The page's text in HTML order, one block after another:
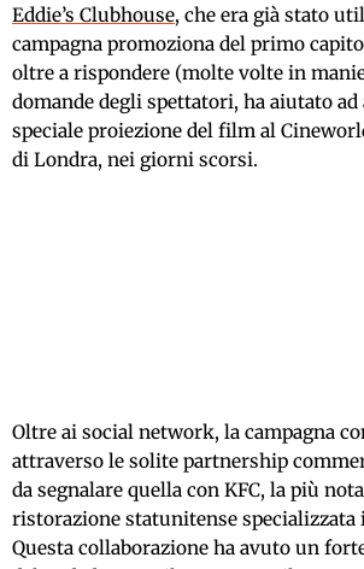
Eddie’s Clubhouse, che era già stato
campagna promoziona del primo
oltre a rispondere (molte volte in
domande degli spettatori, ha aiutato
speciale proiezione del film al
di Londra, nei giorni scorsi.
Oltre ai social network, la campagna
attraverso le solite partnership
da segnalare quella con KFC, la più
ristorazione statunitense
Questa collaborazione ha avuto un